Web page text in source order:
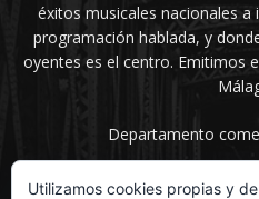
éxitos musicales nacionales
programación hablada, y
oyentes es el centro. Emitimos
Departamento
Utilizamos cookies propias y